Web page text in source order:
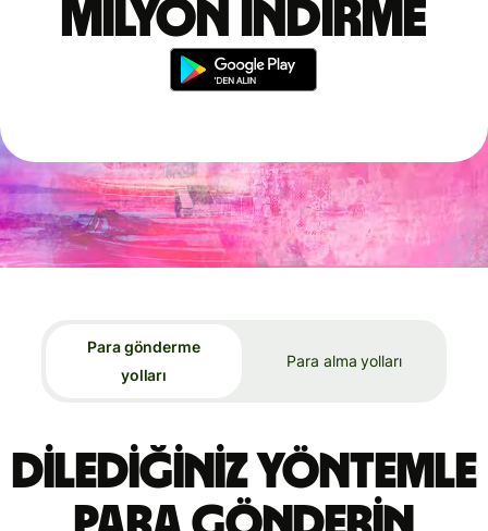
milyon indirme
Para gönderme
yolları
Para alma yolları
Dilediğiniz yöntemle